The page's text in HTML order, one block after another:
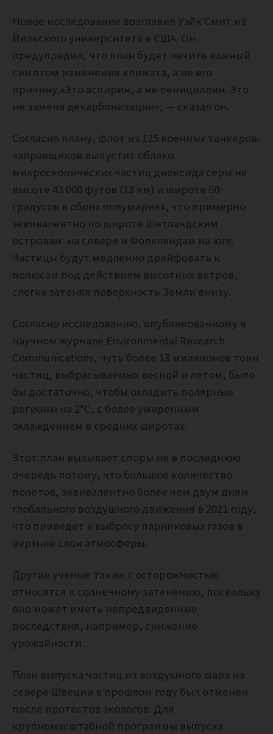
Новое исследование возглавил Уэйк Смит из
Йельского университета в США. Он
предупредил, что план будет лечить важный
симптом изменения климата, а не его
причину.«Это аспирин, а не пенициллин. Это
не замена декарбонизации», — сказал он.
Согласно плану, флот из 125 военных танкеров-
заправщиков выпустит облако
микроскопических частиц диоксида серы на
высоте 43 000 футов (13 км) и широте 60
градусов в обоих полушариях, что примерно
эквивалентно по широте Шетландским
островам на севере и Фолклендам на юге.
Частицы будут медленно дрейфовать к
полюсам под действием высотных ветров,
слегка затеняя поверхность Земли внизу.
Согласно исследованию, опубликованному в
научном журнале Environmental Research
Communications, чуть более 13 миллионов тонн
частиц, выбрасываемых весной и летом, было
бы достаточно, чтобы охладить полярные
регионы на 2°C, с более умеренным
охлаждением в средних широтах.
Этот план вызывает споры не в последнюю
очередь потому, что большое количество
полетов, эквивалентно более чем двум дням
глобального воздушного движения в 2021 году,
что приведет к выбросу парниковых газов в
верхние слои атмосферы.
Другие ученые также с осторожностью
относятся к солнечному затенению, поскольку
оно может иметь непредвиденные
последствия, например, снижение
урожайности.
План выпуска частиц из воздушного шара на
севере Швеции в прошлом году был отменен
после протестов экологов. Для
крупномасштабной программы выпуска